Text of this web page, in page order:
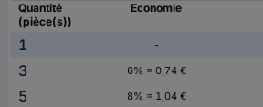
Quantité
(pièce(s))
Economie
1 -
3
6% = 0,74 €
5
8% = 1,04 €